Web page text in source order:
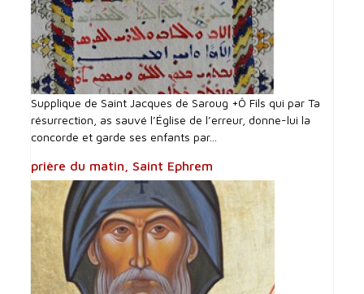
Supplique de Saint Jacques de Saroug +Ô Fils qui par Ta
résurrection, as sauvé l’Église de l’erreur, donne-lui la
concorde et garde ses enfants par...
prière du matin, Saint Ephrem